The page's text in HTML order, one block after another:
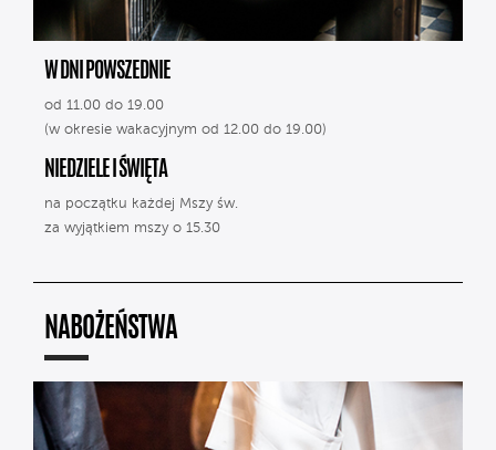
W DNI POWSZEDNIE
od 11.00 do 19.00
(w okresie wakacyjnym od 12.00 do 19.00)
NIEDZIELE I ŚWIĘTA
na początku każdej Mszy św.
za wyjątkiem mszy o 15.30
NABOŻEŃSTWA